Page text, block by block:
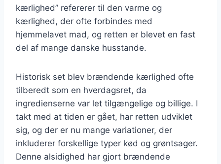
kærlighed” refererer til den varme og
kærlighed, der ofte forbindes med
hjemmelavet mad, og retten er blevet en fast
del af mange danske husstande.
Historisk set blev brændende kærlighed ofte
tilberedt som en hverdagsret, da
ingredienserne var let tilgængelige og billige. I
takt med at tiden er gået, har retten udviklet
sig, og der er nu mange variationer, der
inkluderer forskellige typer kød og grøntsager.
Denne alsidighed har gjort brændende